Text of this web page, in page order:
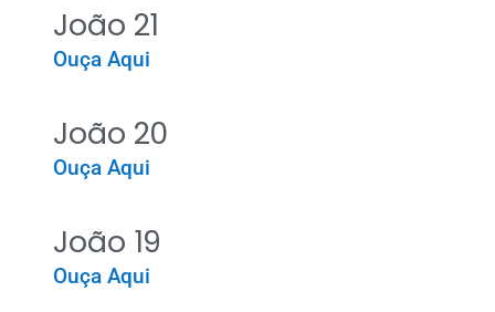
João 21
Ouça Aqui
João 20
Ouça Aqui
João 19
Ouça Aqui